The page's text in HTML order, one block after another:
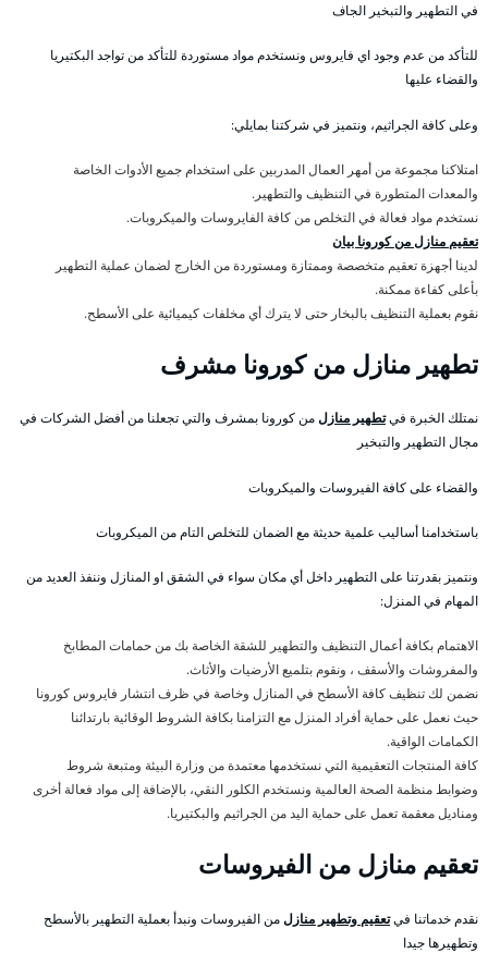
في التطهير والتبخير الجاف
للتأكد من عدم وجود اي فايروس ونستخدم مواد مستوردة للتأكد من تواجد البكتيريا
والقضاء عليها
وعلى كافة الجراثيم، ونتميز في شركتنا بمايلي:
امتلاكنا مجموعة من أمهر العمال المدربين على استخدام جميع الأدوات الخاصة
والمعدات المتطورة في التنظيف والتطهير.
نستخدم مواد فعالة في التخلص من كافة الفايروسات والميكروبات.
تعقيم منازل من كورونا بيان
لدينا أجهزة تعقيم متخصصة وممتازة ومستوردة من الخارج لضمان عملية التطهير
بأعلى كفاءة ممكنة.
نقوم بعملية التنظيف بالبخار حتى لا يترك أي مخلفات كيميائية على الأسطح.
تطهير منازل من كورونا مشرف
نمتلك الخبرة فيتطهير منازلمن كورونا بمشرف والتي تجعلنا من أفضل الشركات في
مجال التطهير والتبخير
والقضاء على كافة الفيروسات والميكروبات
باستخدامنا أساليب علمية حديثة مع الضمان للتخلص التام من الميكروبات
ونتميز بقدرتنا على التطهير داخل أي مكان سواء في الشقق او المنازل وننفذ العديد من
المهام في المنزل:
الاهتمام بكافة أعمال التنظيف والتطهير للشقة الخاصة بك من حمامات المطابخ
والمفروشات والأسقف ، ونقوم بتلميع الأرضيات والأثاث.
نضمن لك تنظيف كافة الأسطح في المنازل وخاصة في ظرف انتشار فايروس كورونا
حيث نعمل على حماية أفراد المنزل مع التزامنا بكافة الشروط الوقائية بارتدائنا
الكمامات الواقية.
كافة المنتجات التعقيمية التي نستخدمها معتمدة من وزارة البيئة ومتبعة شروط
وضوابط منظمة الصحة العالمية ونستخدم الكلور النقي، بالإضافة إلى مواد فعالة أخرى
ومناديل معقمة تعمل على حماية اليد من الجراثيم والبكتيريا.
تعقيم منازل من الفيروسات
نقدم خدماتنا فيتعقيم وتطهير منازلمن الفيروسات ونبدأ بعملية التطهير بالأسطح
وتطهيرها جيدا